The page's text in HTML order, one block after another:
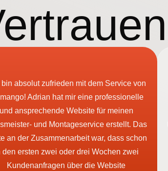
bin absolut zufrieden mit dem Service von
Adrian hat mir eine professionelle
und ansprechende Website für meinen
und Montageservice erstellt. Das
an der Zusammenarbeit war, dass schon
den ersten zwei oder drei Wochen zwei
Kundenanfragen über die Website